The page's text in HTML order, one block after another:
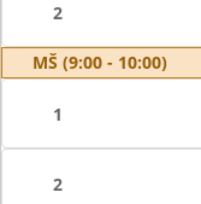
2
MŠ (9:00 - 10:00)
1
2